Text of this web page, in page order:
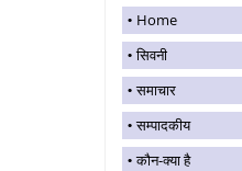
Home
सिवनी
समाचार
सम्पादकीय
कौन-क्या है